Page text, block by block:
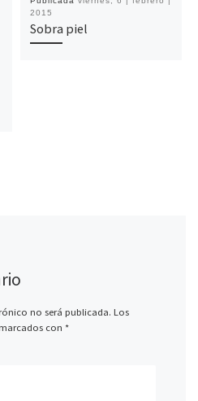
2015
Sobra piel
no será publicada. Los
con *